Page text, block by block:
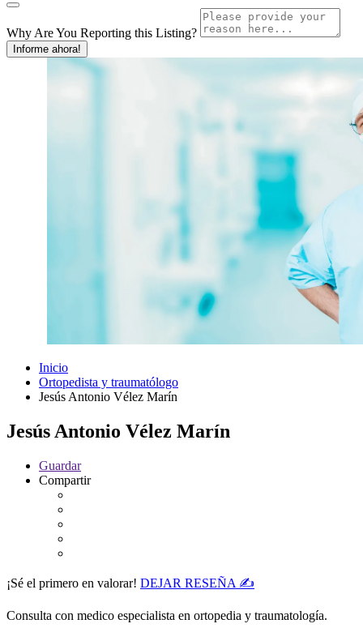
Why Are You Reporting this Listing?
Informe ahora!
Inicio
Ortopedista y traumatólogo
Jesús Antonio Vélez Marín
Jesús Antonio Vélez Marín
Guardar
Compartir
¡Sé el primero en valorar! DEJAR RESEÑA ✍
Consulta con medico especialista en ortopedia y traumatología.